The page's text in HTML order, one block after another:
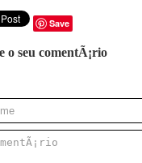
Save
o seu comentÃ¡rio